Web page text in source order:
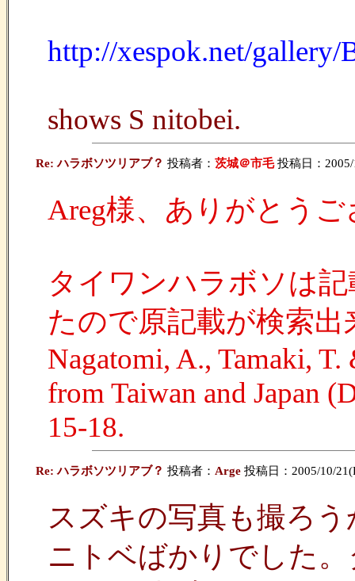
http://xespok.net/
shows S nitobei.
Re: ハラボソツリアブ？ 投稿者： 茨城＠市毛投稿日：
Areg様、ありがとう
タイワンハラボソは
たので原記載が検索出
Nagatomi, A., Tamaki,
from Taiwan and Japan
15-18.
Re: ハラボソツリアブ？ 投稿者： Arge 投稿日：2005/10/
スズキの写真も撮ろ
ニトベばかりでした